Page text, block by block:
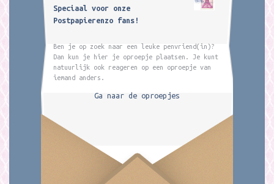
Speciaal voor onze
Postpapierenzo fans!
Ben je op zoek naar een leuke penvriend(in)?
Dan kun je hier je oproepje plaatsen. Je kunt
natuurlijk ook reageren op een oproepje van
iemand anders.
Ga naar de oproepjes